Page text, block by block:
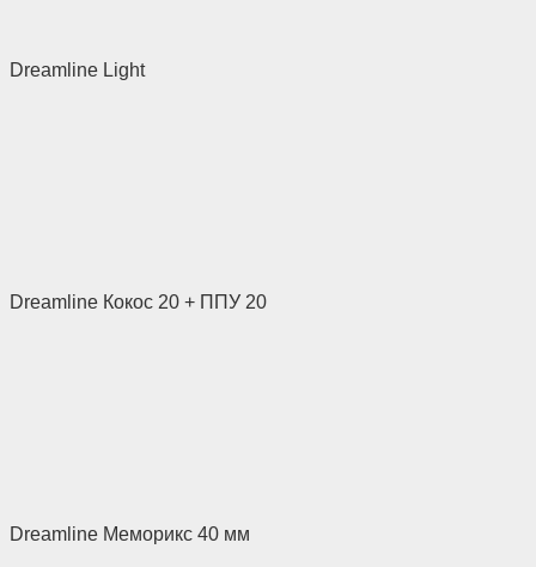
Dreamline Light
Dreamline Кокос 20 + ППУ 20
Dreamline Меморикс 40 мм